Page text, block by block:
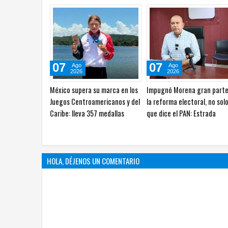
Brindó Cruz Roja Chihuahua
más de 61 mil servicios de
ambulancia en 2025
07
Ago
2026
Acusa Estrada al PAN de
recurrir a una guerra sucia
contra Morena
07
Ago
2026
HOLA, DÉJENOS UN COMENTARIO